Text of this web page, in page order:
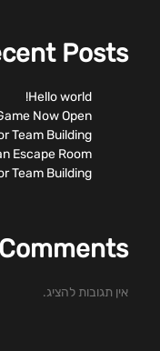
Posts
Hello world!
Now Open
Team Building
Escape Room?
Team Building
אין תגובות להציג.